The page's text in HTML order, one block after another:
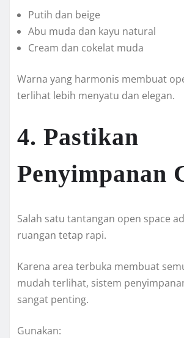
Putih dan beige
Abu muda dan kayu natural
Cream dan cokelat muda
Warna yang harmonis membuat
terlihat lebih menyatu dan elegan.
4. Pastikan
Penyimpanan
Salah satu tantangan open space
ruangan tetap rapi.
Karena area terbuka membuat
mudah terlihat, sistem
sangat penting.
Gunakan: